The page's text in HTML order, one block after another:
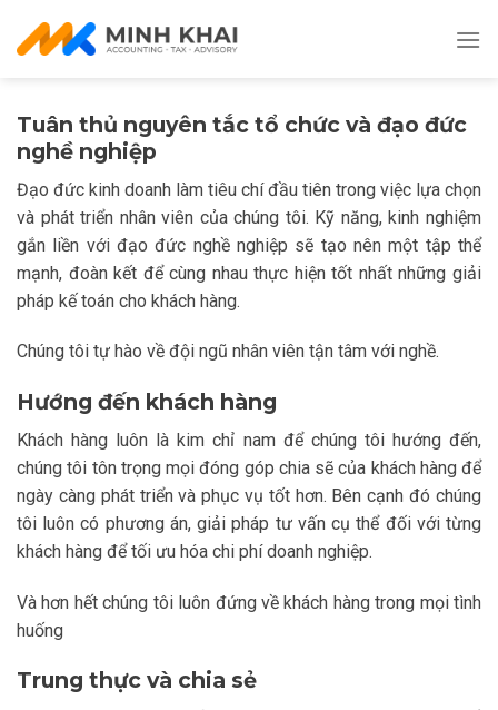
Tuân thủ nguyên tắc tổ chức và đạo đức
nghề nghiệp
Đạo đức kinh doanh làm tiêu chí đầu tiên trong việc lựa chọn
và phát triển nhân viên của chúng tôi. Kỹ năng, kinh nghiệm
gắn liền với đạo đức nghề nghiệp sẽ tạo nên một tập thể
mạnh, đoàn kết để cùng nhau thực hiện tốt nhất những giải
pháp kế toán cho khách hàng.
Chúng tôi tự hào về đội ngũ nhân viên tận tâm với nghề.
Hướng đến khách hàng
Khách hàng luôn là kim chỉ nam để chúng tôi hướng đến,
chúng tôi tôn trọng mọi đóng góp chia sẽ của khách hàng để
ngày càng phát triển và phục vụ tốt hơn. Bên cạnh đó chúng
tôi luôn có phương án, giải pháp tư vấn cụ thể đối với từng
khách hàng để tối ưu hóa chi phí doanh nghiệp.
Và hơn hết chúng tôi luôn đứng về khách hàng trong mọi tình
huống
Trung thực và chia sẻ